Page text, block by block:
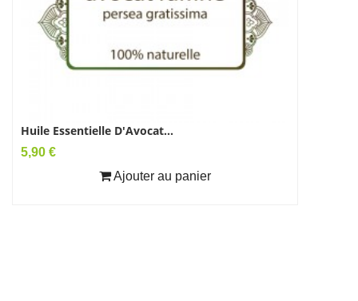
Huile Essentielle D'Avocat...
Prix
5,90 €
Ajouter au panier